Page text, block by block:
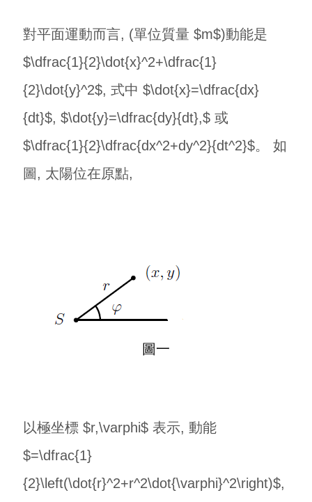
對平面運動而言, (單位質量 $m$)動能是
$\dfrac{1}{2}\dot{x}^2+\dfrac{1}
{2}\dot{y}^2$, 式中 $\dot{x}=\dfrac{dx}
{dt}$, $\dot{y}=\dfrac{dy}{dt},$ 或
$\dfrac{1}{2}\dfrac{dx^2+dy^2}{dt^2}$。 如
圖, 太陽位在原點,
圖一
以極坐標 $r,\varphi$ 表示, 動能
$=\dfrac{1}
{2}\left(\dot{r}^2+r^2\dot{\varphi}^2\right)$,